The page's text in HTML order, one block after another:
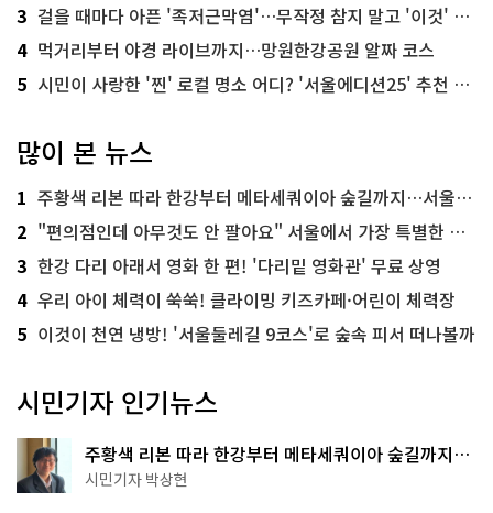
3 걸을 때마다 아픈 '족저근막염'…무작정 참지 말고 '이것' 해보세요!
4 먹거리부터 야경 라이브까지…망원한강공원 알짜 코스
5 시민이 사랑한 '찐' 로컬 명소 어디? '서울에디션25' 추천 코스
많이 본 뉴스
1 주황색 리본 따라 한강부터 메타세쿼이아 숲길까지…서울둘레길 15코스
2 "편의점인데 아무것도 안 팔아요" 서울에서 가장 특별한 편의점의 정체
3 한강 다리 아래서 영화 한 편! '다리밑 영화관' 무료 상영
4 우리 아이 체력이 쑥쑥! 클라이밍 키즈카페·어린이 체력장
5 이것이 천연 냉방! '서울둘레길 9코스'로 숲속 피서 떠나볼까
시민기자 인기뉴스
주황색 리본 따라 한강부터 메타세쿼이아 숲길까지…
서울둘레길 15코스
시민기자 박상현